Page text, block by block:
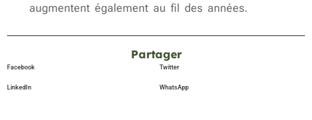
augmentent également au fil des années.
Partager
Facebook Twitter
LinkedIn WhatsApp